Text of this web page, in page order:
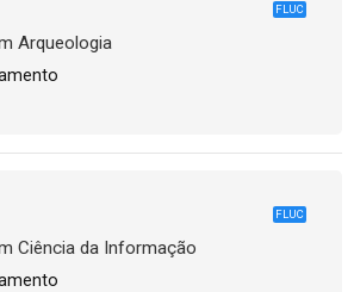
FLUC
Arqueologia
FLUC
Ciência da Informação